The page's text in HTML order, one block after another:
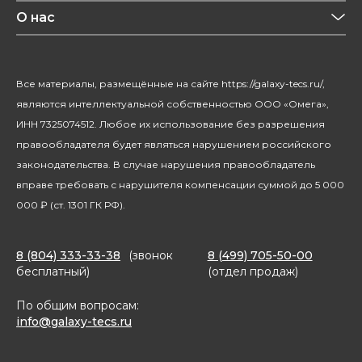
Красота и здоровье
Уход за домом
Посуда
О нас
Благотворительность
Все материалы, размещённые на сайте https://galaxy-tecs.ru/,
являются интеллектуальной собственностью ООО «Омега»,
ИНН 7325074512. Любое их использование без разрешения
правообладателя будет являться нарушением российского
законодательства. В случае нарушения правообладатель
вправе требовать с нарушителя компенсации суммой до 5 000
000 ₽ (ст. 1301 ГК РФ).
8 (804) 333-33-38
(звонок
бесплатный)
8 (499) 705-50-00
(отдел продаж)
По общим вопросам:
info@galaxy-tecs.ru